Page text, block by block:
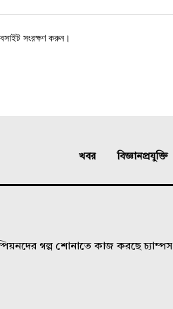
সংরক্ষণ করুন।
খবর বিজ্ঞানপ্রযুক্তি
গল্প শোনাতে কাজ করছে চ্যাম্পস